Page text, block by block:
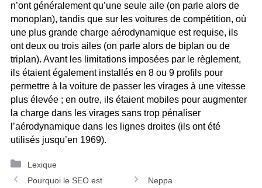
n’ont généralement qu’une seule aile (on parle alors de
monoplan), tandis que sur les voitures de compétition, où
une plus grande charge aérodynamique est requise, ils
ont deux ou trois ailes (on parle alors de biplan ou de
triplan). Avant les limitations imposées par le règlement,
ils étaient également installés en 8 ou 9 profils pour
permettre à la voiture de passer les virages à une vitesse
plus élevée ; en outre, ils étaient mobiles pour augmenter
la charge dans les virages sans trop pénaliser
l’aérodynamique dans les lignes droites (ils ont été
utilisés jusqu’en 1969).
Catégories
Lexique
Navigation
Pourquoi le SEO est
Neppa